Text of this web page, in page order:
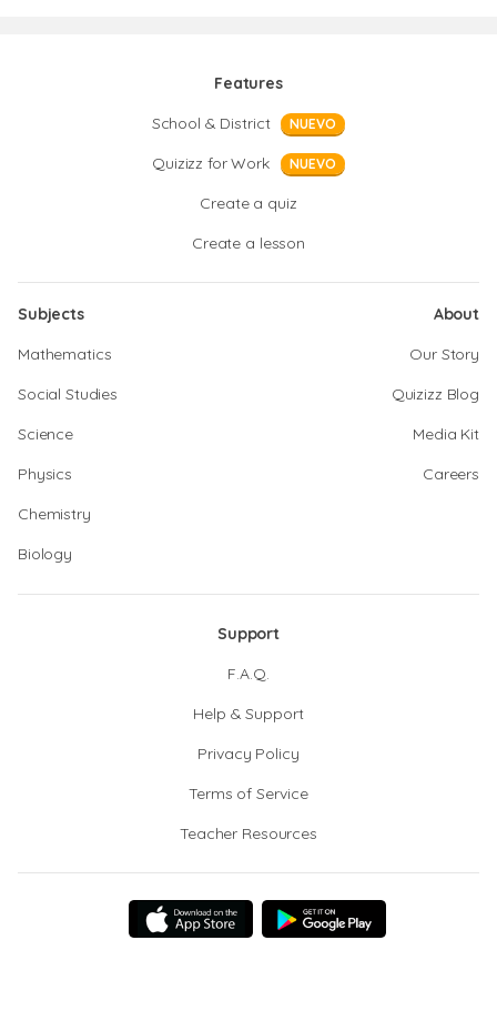
Features
School & District
NUEVO
Quizizz for Work NUEVO
Create a quiz
Create a lesson
Subjects
Mathematics
Social Studies
Science
Physics
Chemistry
Biology
About
Our Story
Quizizz Blog
Media Kit
Careers
Support
F.A.Q.
Help & Support
Privacy Policy
Terms of Service
Teacher Resources